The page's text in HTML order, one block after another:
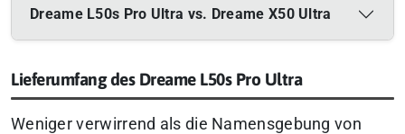
Dreame L50s Pro Ultra vs. Dreame X50 Ultra
Lieferumfang des Dreame L50s Pro Ultra
Weniger verwirrend als die Namensgebung von